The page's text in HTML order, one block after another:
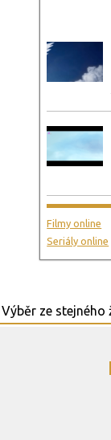
Filmy online
Seriály online